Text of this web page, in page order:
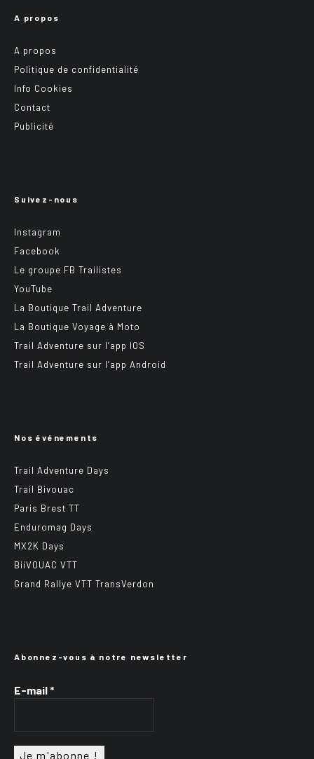
A propos
A propos
Politique de confidentialité
Info Cookies
Contact
Publicité
Suivez-nous
Instagram
Facebook
Le groupe FB Trailistes
YouTube
La Boutique Trail Adventure
La Boutique Voyage à Moto
Trail Adventure sur l’app IOS
Trail Adventure sur l’app Android
Nos événements
Trail Adventure Days
Trail Bivouac
Paris Brest TT
Enduromag Days
MX2K Days
BiiVOUAC VTT
Grand Rallye VTT TransVerdon
Abonnez-vous à notre newsletter
E-mail*